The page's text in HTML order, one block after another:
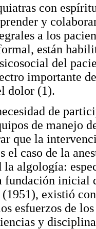
con
y
a los
están
del
importante
dolor (1).
de
de manejo
que la
el caso de la
la algología:
fundación inicial
existió
esfuerzos de
y